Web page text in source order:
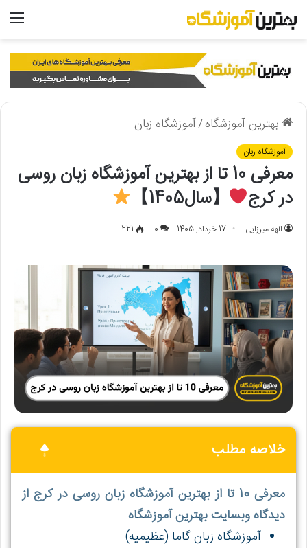
بهترین آموزشگاه/آموزشگاه زبان
آموزشگاه زبان
معرفی 10 تا از بهترین آموزشگاه زبان روسی
در کرج
【سال1405】
الهه میرزایی 17 خرداد, 1405 0
221
خلاصه مطلب
معرفی 10 تا از بهترین آموزشگاه زبان روسی در کرج از
دیدگاه وبسایت بهترین آموزشگاه
آموزشگاه زبان گاما (عظیمیه)